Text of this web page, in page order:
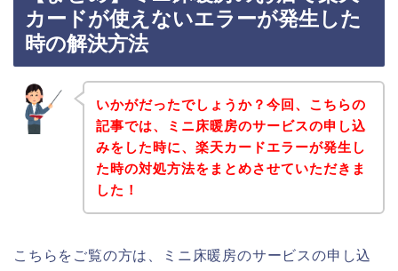
カードが使えないエラーが発生した
時の解決方法
いかがだったでしょうか？今回、こちらの
記事では、ミニ床暖房のサービスの申し込
みをした時に、楽天カードエラーが発生し
た時の対処方法をまとめさせていただきま
した！
こちらをご覧の方は、ミニ床暖房のサービスの申し込